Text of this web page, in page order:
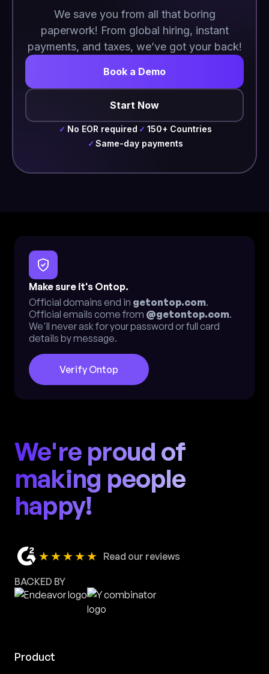
We save you from all that boring
paperwork! From global hiring, instant
payments, and taxes, we’ve got your back!
Book a Demo
Start Now
✓ No EOR required ✓ 150+ Countries
✓ Same-day payments
Make sure it's Ontop.
Official domains end in getontop.com.
Official emails come from @getontop.com.
We'll never ask for your password or full card
details by message.
Verify Ontop
We're proud of
making people
happy!
★★★★★ Read our reviews
BACKED BY
Product